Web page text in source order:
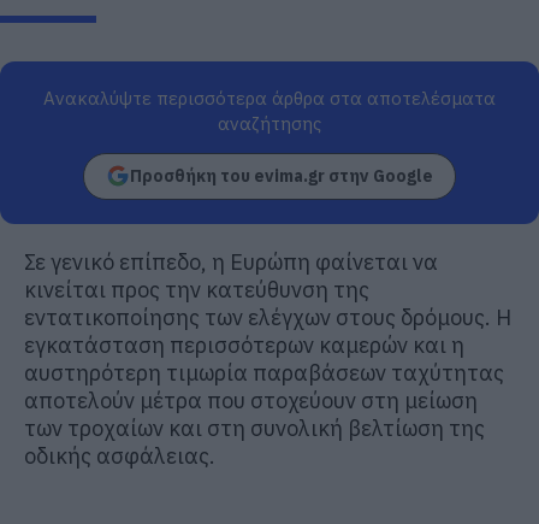
Ανακαλύψτε περισσότερα άρθρα στα αποτελέσματα
αναζήτησης
Προσθήκη του evima.gr στην Google
Σε γενικό επίπεδο, η Ευρώπη φαίνεται να
κινείται προς την κατεύθυνση της
εντατικοποίησης των ελέγχων στους δρόμους. Η
εγκατάσταση περισσότερων καμερών και η
αυστηρότερη τιμωρία παραβάσεων ταχύτητας
αποτελούν μέτρα που στοχεύουν στη μείωση
των τροχαίων και στη συνολική βελτίωση της
οδικής ασφάλειας.